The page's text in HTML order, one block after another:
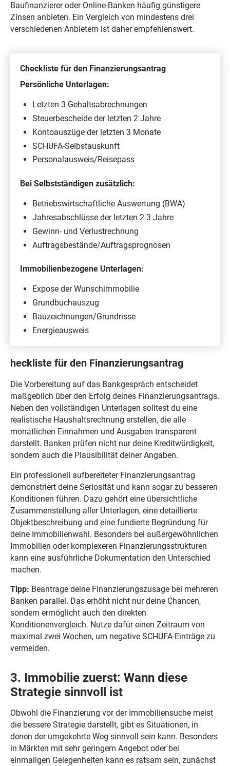
Baufinanzierer oder Online-Banken häufig günstigere
Zinsen anbieten. Ein Vergleich von mindestens drei
verschiedenen Anbietern ist daher empfehlenswert.
Checkliste für den Finanzierungsantrag
Persönliche Unterlagen:
Letzten 3 Gehaltsabrechnungen
Steuerbescheide der letzten 2 Jahre
Kontoauszüge der letzten 3 Monate
SCHUFA-Selbstauskunft
Personalausweis/Reisepass
Bei Selbstständigen zusätzlich:
Betriebswirtschaftliche Auswertung (BWA)
Jahresabschlüsse der letzten 2-3 Jahre
Gewinn- und Verlustrechnung
Auftragsbestände/Auftragsprognosen
Immobilienbezogene Unterlagen:
Expose der Wunschimmobilie
Grundbuchauszug
Bauzeichnungen/Grundrisse
Energieausweis
heckliste für den Finanzierungsantrag
Die Vorbereitung auf das Bankgespräch entscheidet
maßgeblich über den Erfolg deines Finanzierungsantrags.
Neben den vollständigen Unterlagen solltest du eine
realistische Haushaltsrechnung erstellen, die alle
monatlichen Einnahmen und Ausgaben transparent
darstellt. Banken prüfen nicht nur deine Kreditwürdigkeit,
sondern auch die Plausibilität deiner Angaben.
Ein professionell aufbereiteter Finanzierungsantrag
demonstriert deine Seriosität und kann sogar zu besseren
Konditionen führen. Dazu gehört eine übersichtliche
Zusammenstellung aller Unterlagen, eine detaillierte
Objektbeschreibung und eine fundierte Begründung für
deine Immobilienwahl. Besonders bei außergewöhnlichen
Immobilien oder komplexeren Finanzierungsstrukturen
kann eine ausführliche Dokumentation den Unterschied
machen.
Tipp: Beantrage deine Finanzierungszusage bei mehreren
Banken parallel. Das erhöht nicht nur deine Chancen,
sondern ermöglicht auch den direkten
Konditionenvergleich. Nutze dafür einen Zeitraum von
maximal zwei Wochen, um negative SCHUFA-Einträge zu
vermeiden.
3. Immobilie zuerst: Wann diese
Strategie sinnvoll ist
Obwohl die Finanzierung vor der Immobiliensuche meist
die bessere Strategie darstellt, gibt es Situationen, in
denen der umgekehrte Weg sinnvoll sein kann. Besonders
in Märkten mit sehr geringem Angebot oder bei
einmaligen Gelegenheiten kann es ratsam sein, zunächst